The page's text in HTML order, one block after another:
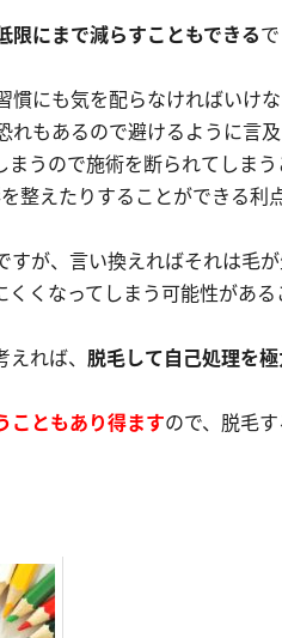
限にまで減らすこともできる
にも気を配らなければいけ
もあるので避けるように言及
うので施術を断られてしまう
整えたりすることができる利
すが、言い換えればそれは毛
くなってしまう可能性があ
れば、 脱毛して自己処理を
こともあり得ますので、脱毛